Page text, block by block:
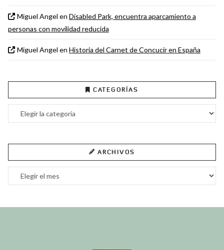
Miguel Angel en Disabled Park, encuentra aparcamiento a
personas con movilidad reducida
Miguel Angel en Historia del Carnet de Concucir en España
CATEGORÍAS
Categorías
ARCHIVOS
Archivos